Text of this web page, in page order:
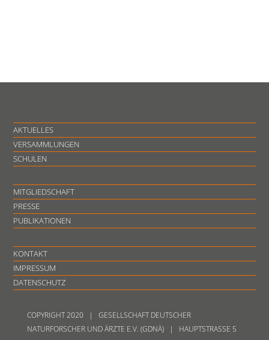
AKTUELLES
VERSAMMLUNGEN
SCHULEN
MITGLIEDSCHAFT
PRESSE
PUBLIKATIONEN
KONTAKT
IMPRESSUM
DATENSCHUTZ
COPYRIGHT 2020 | GESELLSCHAFT DEUTSCHER
NATURFORSCHER UND ÄRZTE E.V. (GDNÄ) | HAUPTSTRASSE 5